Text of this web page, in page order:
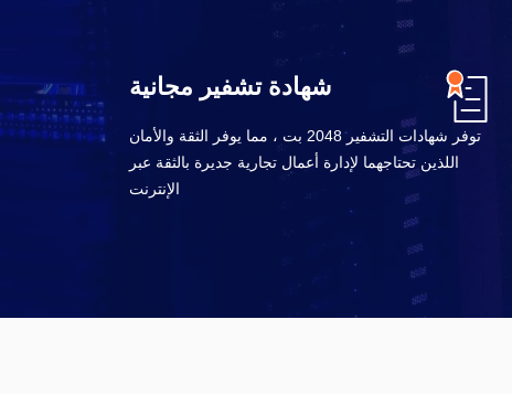
شهادة تشفير مجانية
توفر شهادات التشفير 2048 بت ، مما يوفر الثقة والأمان
اللذين تحتاجهما لإدارة أعمال تجارية جديرة بالثقة عبر
الإنترنت